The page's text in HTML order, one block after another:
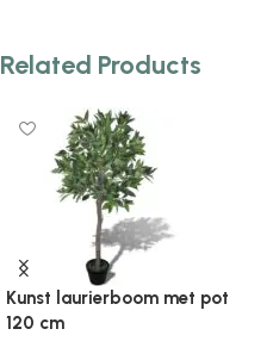
Related Products
Kunst laurierboom met pot
120 cm